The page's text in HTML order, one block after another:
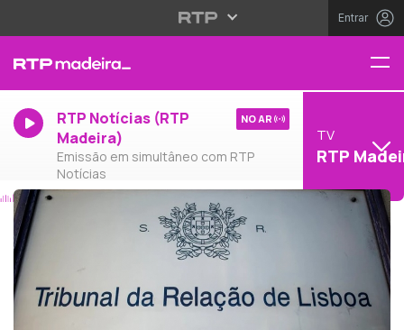
Entrar
RTP Notícias (RTP
Madeira)
Emissão em simultâneo com RTP
Notícias
NO AR
TV
RTP